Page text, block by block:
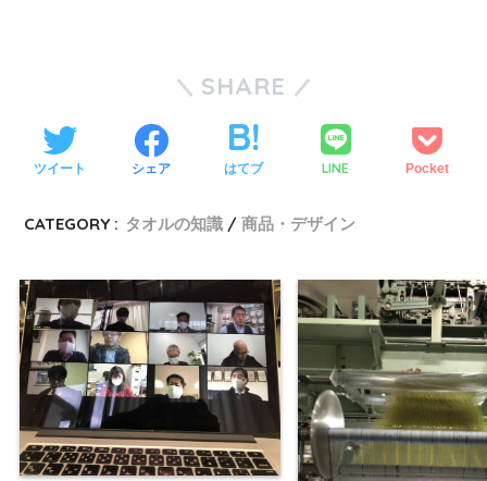
SHARE
ツイート シェア はてブ LINE Pocket
CATEGORY : タオルの知識 商品・デザイン